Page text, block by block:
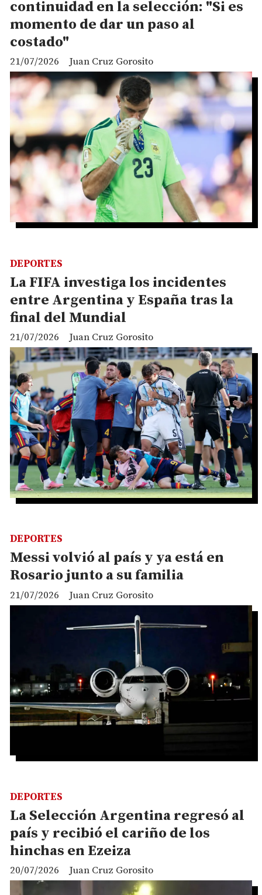
continuidad en la selección: "Si es
momento de dar un paso al
costado"
Juan Cruz Gorosito
21/07/2026
La FIFA investiga los incidentes
entre Argentina y España tras la
final del Mundial
Juan Cruz Gorosito
DEPORTES
21/07/2026
Messi volvió al país y ya está en
Rosario junto a su familia
Juan Cruz Gorosito
DEPORTES
21/07/2026
La Selección Argentina regresó al
país y recibió el cariño de los
hinchas en Ezeiza
Juan Cruz Gorosito
DEPORTES
20/07/2026